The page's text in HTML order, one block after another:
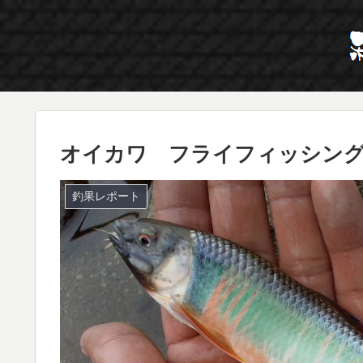
オイカワ フライフィッシン
釣果レポート